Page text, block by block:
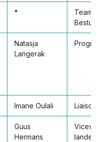
*
Bestuur
Natasja
Langerak
Imane Oulali Liaison
Guus
Hermans